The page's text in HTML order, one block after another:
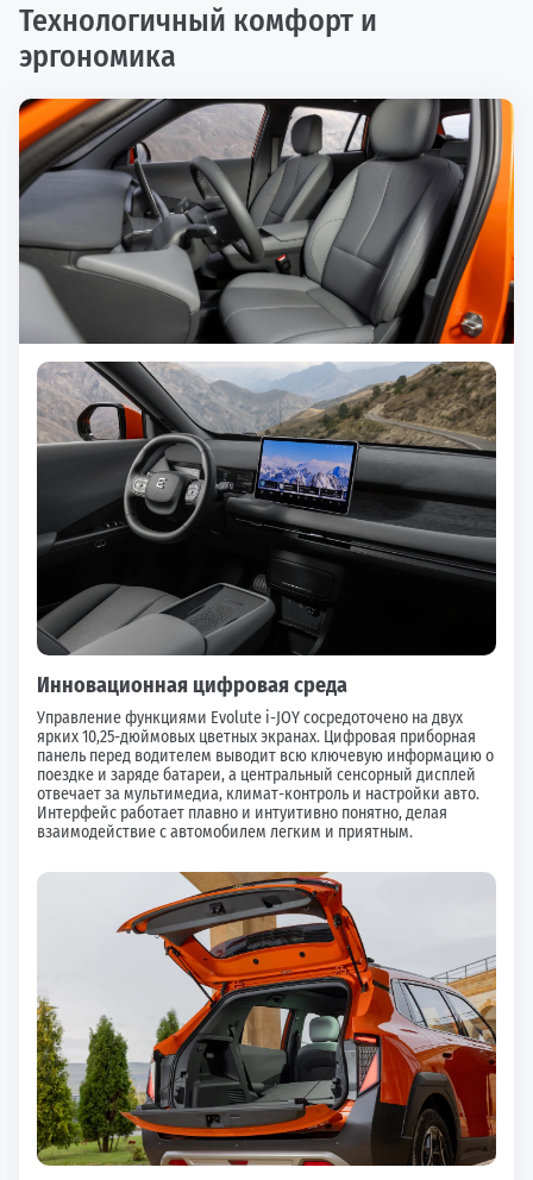
Технологичный комфорт и
эргономика
Инновационная цифровая среда
Управление функциями Evolute i-JOY сосредоточено на двух
ярких 10,25-дюймовых цветных экранах. Цифровая приборная
панель перед водителем выводит всю ключевую информацию о
поездке и заряде батареи, а центральный сенсорный дисплей
отвечает за мультимедиа, климат-контроль и настройки авто.
Интерфейс работает плавно и интуитивно понятно, делая
взаимодействие с автомобилем легким и приятным.